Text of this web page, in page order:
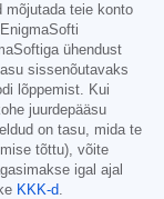
teie konto
ühendust
sissenõutavaks
lõppemist. Kui
juurdepääsu
on tasu, mida te
tõttu), võite
igal ajal
KKK-d.